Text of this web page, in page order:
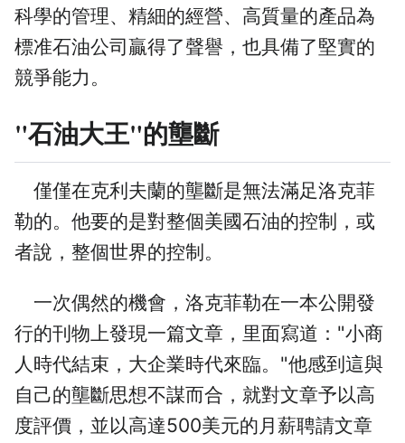
科學的管理、精細的經營、高質量的產品為
標准石油公司贏得了聲譽，也具備了堅實的
競爭能力。
"石油大王"的壟斷
僅僅在克利夫蘭的壟斷是無法滿足洛克菲
勒的。他要的是對整個美國石油的控制，或
者說，整個世界的控制。
一次偶然的機會，洛克菲勒在一本公開發
行的刊物上發現一篇文章，里面寫道："小商
人時代結束，大企業時代來臨。"他感到這與
自己的壟斷思想不謀而合，就對文章予以高
度評價，並以高達500美元的月薪聘請文章